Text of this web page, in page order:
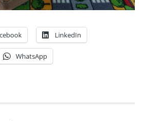
LinkedIn
WhatsApp